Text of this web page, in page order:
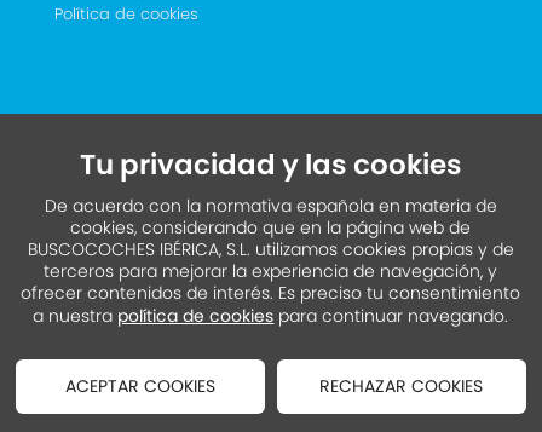
Política de cookies
Tu privacidad y las cookies
De acuerdo con la normativa española en materia de
cookies, considerando que en la página web de
BUSCOCOCHES IBÉRICA, S.L. utilizamos cookies propias y de
terceros para mejorar la experiencia de navegación, y
ofrecer contenidos de interés. Es preciso tu consentimiento
a nuestra política de cookies para continuar navegando.
ACEPTAR COOKIES RECHAZAR COOKIES